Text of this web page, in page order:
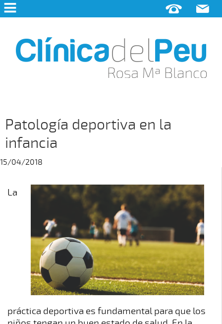
LA
AFECCIONES
DEL
PIE
PIE
DIABÉTICO
CIRUGÍA
PODOLOGÍA
PEDIÁTRICA
PATOLÓGICA
ESTUDIO
PISADA
PLANTILLAS
POSTUROLOGIA
LASER
Patología deportiva en la
infancia
15/04/2018
La
práctica deportiva es fundamental para que los